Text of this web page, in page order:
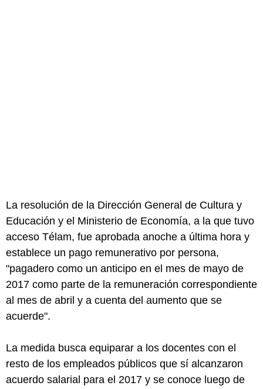
La resolución de la Dirección General de Cultura y
Educación y el Ministerio de Economía, a la que tuvo
acceso Télam, fue aprobada anoche a última hora y
establece un pago remunerativo por persona,
"pagadero como un anticipo en el mes de mayo de
2017 como parte de la remuneración correspondiente
al mes de abril y a cuenta del aumento que se
acuerde".
La medida busca equiparar a los docentes con el
resto de los empleados públicos que sí alcanzaron
acuerdo salarial para el 2017 y se conoce luego de